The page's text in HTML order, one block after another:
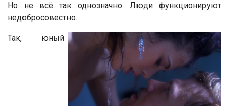
Но не всё так однозначно. Люди функционируют
недобросовестно.
Так, юный